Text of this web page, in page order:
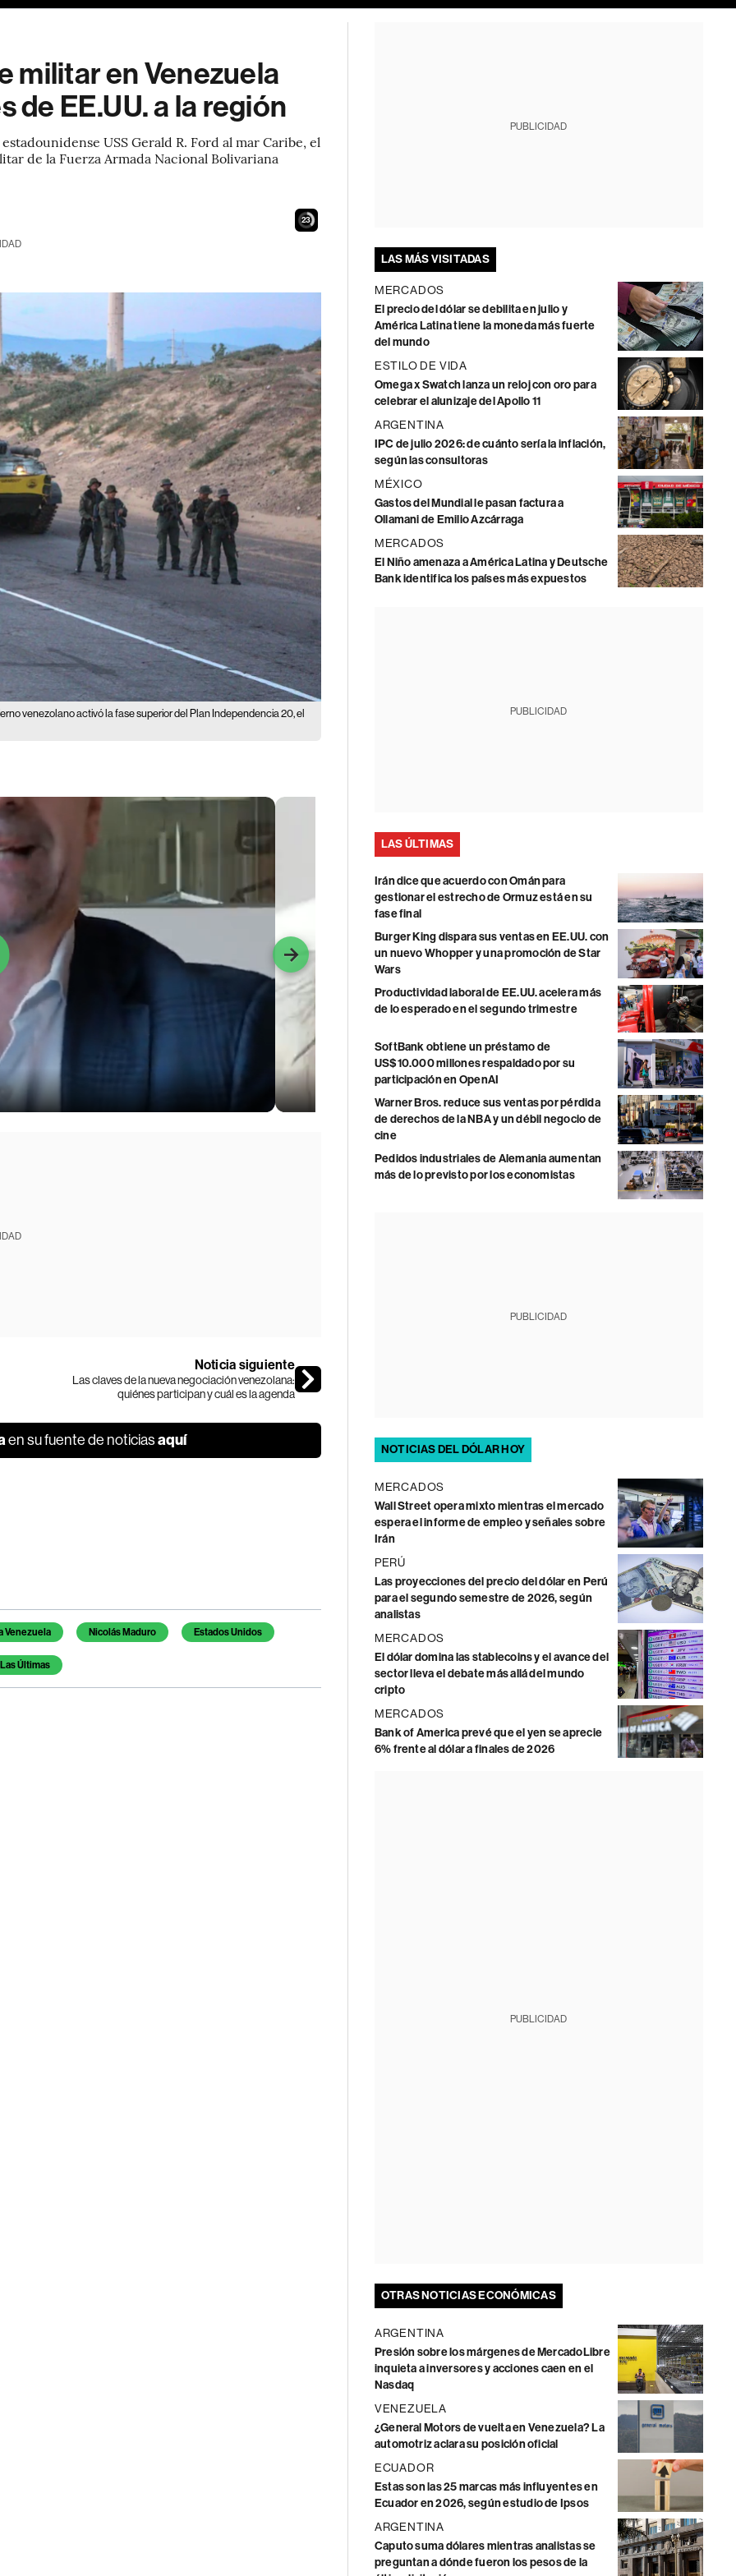
militar en Venezuela
EE.UU. a la región
USS Gerald R. Ford al mar Caribe, el
de la Fuerza Armada Nacional Bolivariana
21
venezolano activó la fase superior del Plan Independencia 20, el
Noticia siguiente
Las claves de la nueva negociación venezolana:
quiénes participan y cuál es la agenda
en su fuente de noticiasaquí
Venezuela Nicolás Maduro Estados Unidos
Las Últimas
PUBLICIDAD
LAS MÁS VISITADAS
MERCADOS
El precio del dólar se debilita en julio y
América Latina tiene la moneda más fuerte
del mundo
ESTILO DE VIDA
Omega x Swatch lanza un reloj con oro para
celebrar el alunizaje del Apollo 11
ARGENTINA
IPC de julio 2026: de cuánto sería la inflación,
según las consultoras
MÉXICO
Gastos del Mundial le pasan factura a
Ollamani de Emilio Azcárraga
MERCADOS
El Niño amenaza a América Latina y Deutsche
Bank identifica los países más expuestos
PUBLICIDAD
LAS ÚLTIMAS
Irán dice que acuerdo con Omán para
gestionar el estrecho de Ormuz está en su
fase final
Burger King dispara sus ventas en EE.UU. con
un nuevo Whopper y una promoción de Star
Wars
Productividad laboral de EE.UU. acelera más
de lo esperado en el segundo trimestre
SoftBank obtiene un préstamo de
US$10.000 millones respaldado por su
participación en OpenAI
Warner Bros. reduce sus ventas por pérdida
de derechos de la NBA y un débil negocio de
cine
Pedidos industriales de Alemania aumentan
más de lo previsto por los economistas
PUBLICIDAD
NOTICIAS DEL DÓLAR HOY
MERCADOS
Wall Street opera mixto mientras el mercado
espera el informe de empleo y señales sobre
Irán
PERÚ
Las proyecciones del precio del dólar en Perú
para el segundo semestre de 2026, según
analistas
MERCADOS
El dólar domina las stablecoins y el avance del
sector lleva el debate más allá del mundo
cripto
MERCADOS
Bank of America prevé que el yen se aprecie
6% frente al dólar a finales de 2026
PUBLICIDAD
OTRAS NOTICIAS ECONÓMICAS
ARGENTINA
Presión sobre los márgenes de MercadoLibre
inquieta a inversores y acciones caen en el
Nasdaq
VENEZUELA
¿General Motors de vuelta en Venezuela? La
automotriz aclara su posición oficial
ECUADOR
Estas son las 25 marcas más influyentes en
Ecuador en 2026, según estudio de Ipsos
ARGENTINA
Caputo suma dólares mientras analistas se
preguntan a dónde fueron los pesos de la